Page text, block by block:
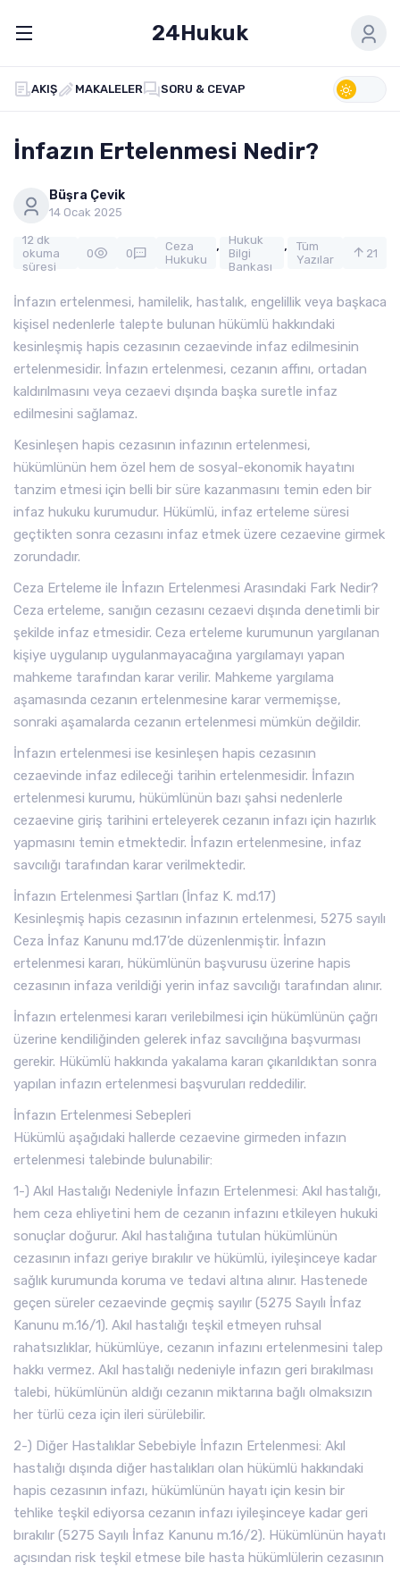
24Hukuk
AKIŞ MAKALELER SORU & CEVAP
İnfazın Ertelenmesi Nedir?
Büşra Çevik
14 Ocak 2025
12 dk
okuma
süresi
0 0
Ceza
Hukuku
,
Hukuk
Bilgi
Bankası
,
Tüm
Yazılar
21
İnfazın ertelenmesi, hamilelik, hastalık, engelillik veya başkaca
kişisel nedenlerle talepte bulunan hükümlü hakkındaki
kesinleşmiş hapis cezasının cezaevinde infaz edilmesinin
ertelenmesidir. İnfazın ertelenmesi, cezanın affını, ortadan
kaldırılmasını veya cezaevi dışında başka suretle infaz
edilmesini sağlamaz.
Kesinleşen hapis cezasının infazının ertelenmesi,
hükümlünün hem özel hem de sosyal-ekonomik hayatını
tanzim etmesi için belli bir süre kazanmasını temin eden bir
infaz hukuku kurumudur. Hükümlü, infaz erteleme süresi
geçtikten sonra cezasını infaz etmek üzere cezaevine girmek
zorundadır.
Ceza Erteleme ile İnfazın Ertelenmesi Arasındaki Fark Nedir?
Ceza erteleme, sanığın cezasını cezaevi dışında denetimli bir
şekilde infaz etmesidir. Ceza erteleme kurumunun yargılanan
kişiye uygulanıp uygulanmayacağına yargılamayı yapan
mahkeme tarafından karar verilir. Mahkeme yargılama
aşamasında cezanın ertelenmesine karar vermemişse,
sonraki aşamalarda cezanın ertelenmesi mümkün değildir.
İnfazın ertelenmesi ise kesinleşen hapis cezasının
cezaevinde infaz edileceği tarihin ertelenmesidir. İnfazın
ertelenmesi kurumu, hükümlünün bazı şahsi nedenlerle
cezaevine giriş tarihini erteleyerek cezanın infazı için hazırlık
yapmasını temin etmektedir. İnfazın ertelenmesine, infaz
savcılığı tarafından karar verilmektedir.
İnfazın Ertelenmesi Şartları (İnfaz K. md.17)
Kesinleşmiş hapis cezasının infazının ertelenmesi, 5275 sayılı
Ceza İnfaz Kanunu md.17’de düzenlenmiştir. İnfazın
ertelenmesi kararı, hükümlünün başvurusu üzerine hapis
cezasının infaza verildiği yerin infaz savcılığı tarafından alınır.
İnfazın ertelenmesi kararı verilebilmesi için hükümlünün çağrı
üzerine kendiliğinden gelerek infaz savcılığına başvurması
gerekir. Hükümlü hakkında yakalama kararı çıkarıldıktan sonra
yapılan infazın ertelenmesi başvuruları reddedilir.
İnfazın Ertelenmesi Sebepleri
Hükümlü aşağıdaki hallerde cezaevine girmeden infazın
ertelenmesi talebinde bulunabilir:
1-) Akıl Hastalığı Nedeniyle İnfazın Ertelenmesi: Akıl hastalığı,
hem ceza ehliyetini hem de cezanın infazını etkileyen hukuki
sonuçlar doğurur. Akıl hastalığına tutulan hükümlünün
cezasının infazı geriye bırakılır ve hükümlü, iyileşinceye kadar
sağlık kurumunda koruma ve tedavi altına alınır. Hastenede
geçen süreler cezaevinde geçmiş sayılır (5275 Sayılı İnfaz
Kanunu m.16/1). Akıl hastalığı teşkil etmeyen ruhsal
rahatsızlıklar, hükümlüye, cezanın infazını ertelenmesini talep
hakkı vermez. Akıl hastalığı nedeniyle infazın geri bırakılması
talebi, hükümlünün aldığı cezanın miktarına bağlı olmaksızın
her türlü ceza için ileri sürülebilir.
2-) Diğer Hastalıklar Sebebiyle İnfazın Ertelenmesi: Akıl
hastalığı dışında diğer hastalıkları olan hükümlü hakkındaki
hapis cezasının infazı, hükümlünün hayatı için kesin bir
tehlike teşkil ediyorsa cezanın infazı iyileşinceye kadar geri
bırakılır (5275 Sayılı İnfaz Kanunu m.16/2). Hükümlünün hayatı
açısından risk teşkil etmese bile hasta hükümlülerin cezasının